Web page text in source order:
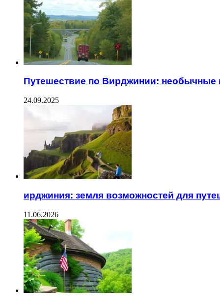
Путешествие по Вирджинии:
24.09.2025
ирджиния: земля возможностей для
11.06.2026